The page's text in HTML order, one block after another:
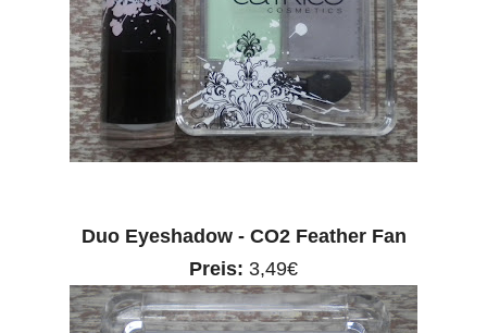
Duo Eyeshadow - CO2 Feather Fan
Preis: 3,49€